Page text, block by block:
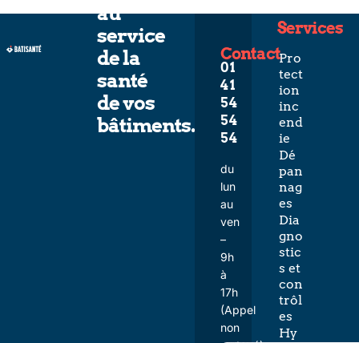
au
service
de la
santé
de vos
bâtiments.
Contact
01
41
54
54
54
du
lun
au
ven
–
9h
à
17h
(Appel
non
Services
Pro
tect
ion
inc
end
ie
Dé
pan
nag
es
Dia
gno
stic
s et
con
trôl
es
Hy